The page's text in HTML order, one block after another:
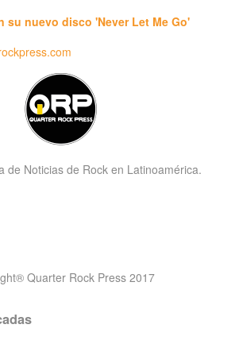
su nuevo disco 'Never Let Me Go'
de Noticias de Rock en Latinoamérica.
Quarter Rock Press 2017